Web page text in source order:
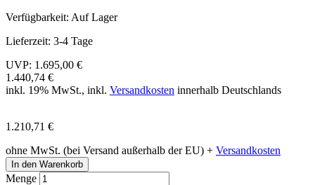
Verfügbarkeit: Auf Lager
Lieferzeit: 3-4 Tage
UVP: 1.695,00 €
1.440,74 €
inkl. 19% MwSt., inkl. Versandkosten innerhalb Deutschlands
1.210,71 €
ohne MwSt. (bei Versand außerhalb der EU) + Versandkosten
In den Warenkorb
Menge